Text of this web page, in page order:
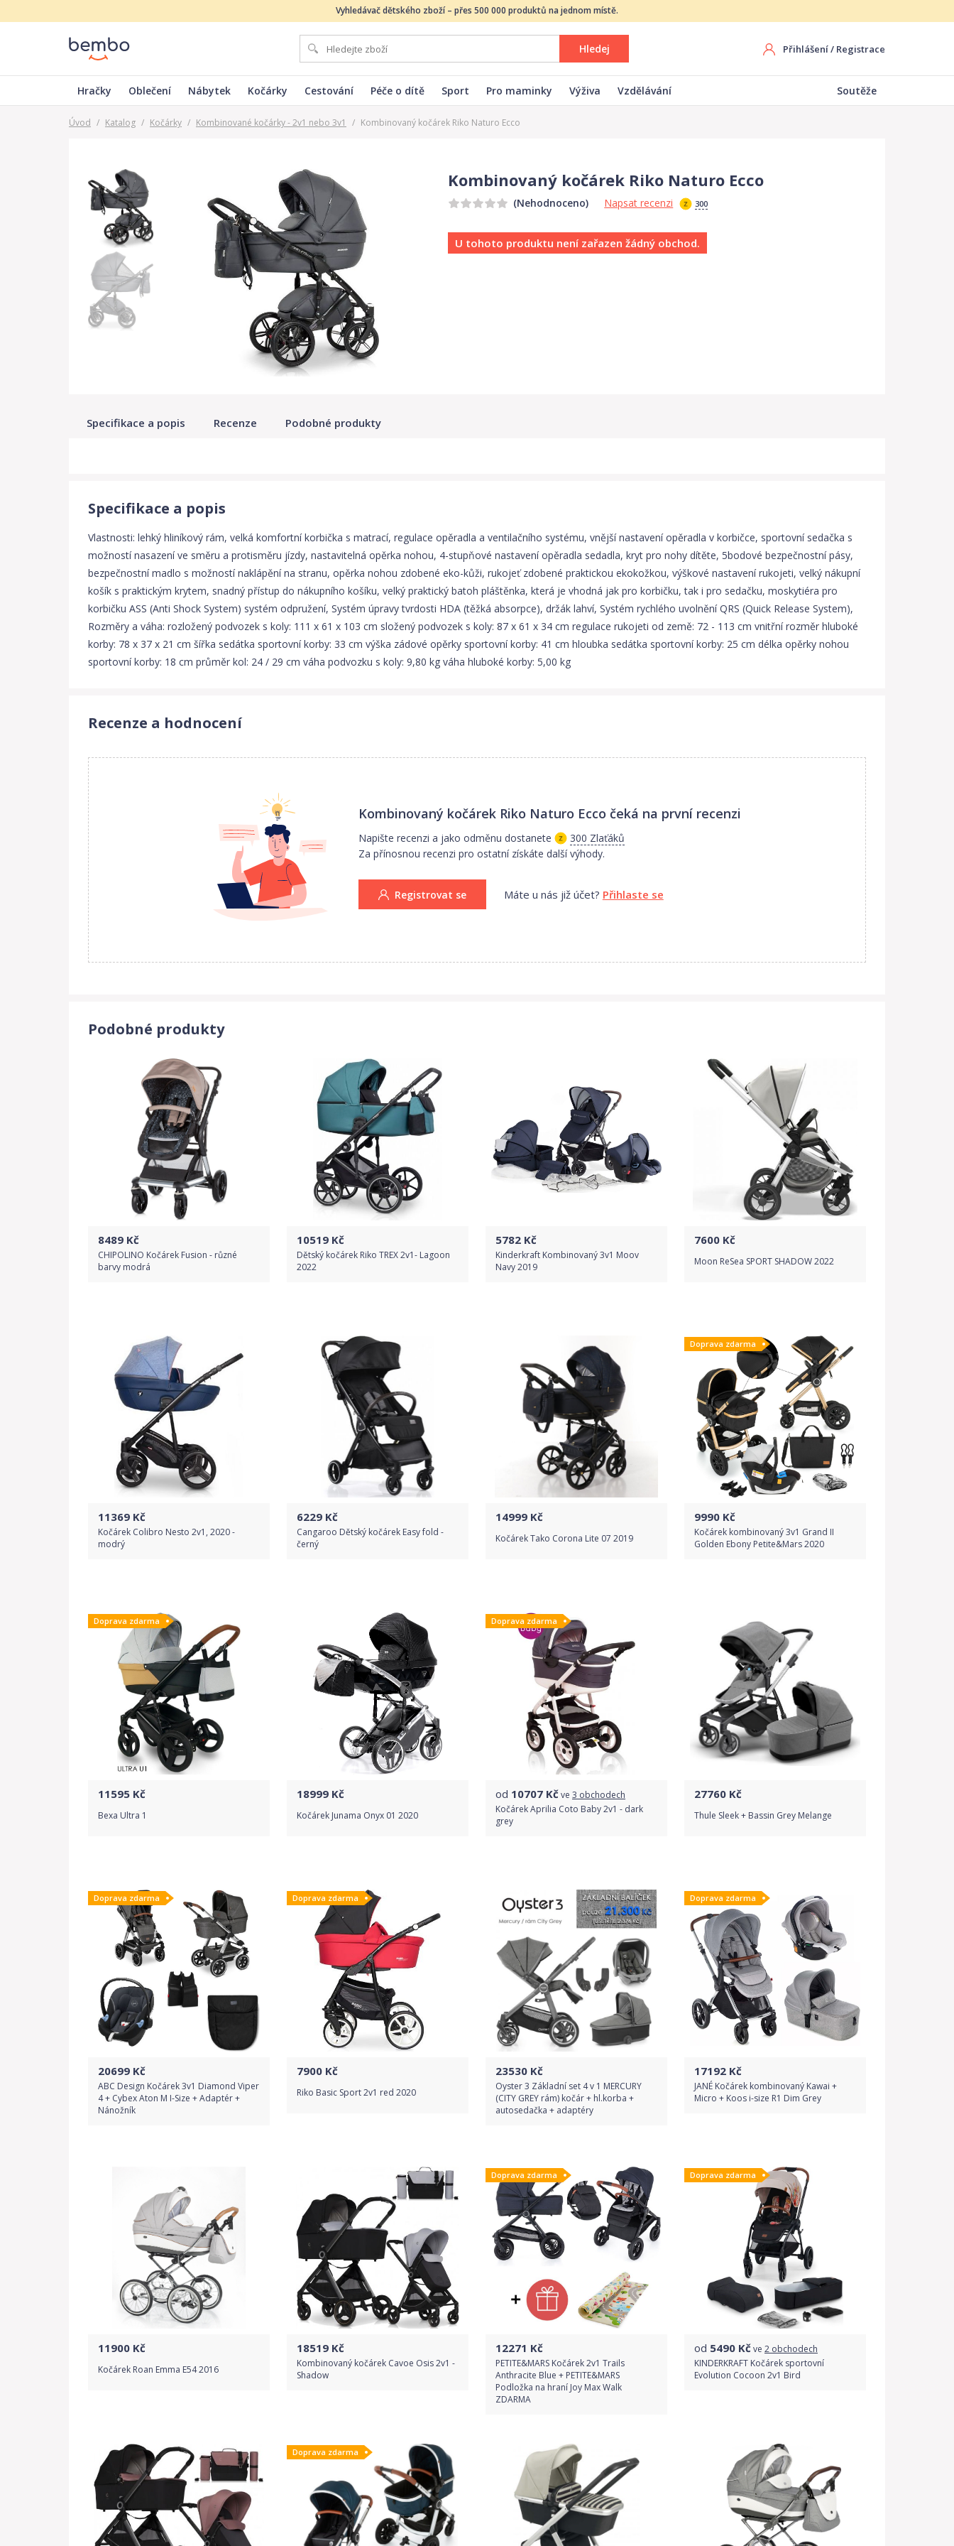
Vyhledávač dětského zboží – přes 500 000 produktů na jednom místě.
Hledej Přihlášení/ Registrace
Hračky Oblečení Nábytek Kočárky Cestování Péče o dítě Sport Pro maminky Výživa Vzdělávání Soutěže
Úvod / Katalog / Kočárky / Kombinované kočárky - 2v1 nebo 3v1 / Kombinovaný kočárek Riko Naturo Ecco
Kombinovaný kočárek Riko Naturo Ecco
(Nehodnoceno) Napsat recenzi 300
U tohoto produktu není zařazen žádný obchod.
Specifikace a popis Recenze Podobné produkty
Specifikace a popis
Vlastnosti: lehký hliníkový rám, velká komfortní korbička s matrací, regulace opěradla a ventilačního systému, vnější nastavení opěradla v korbičce, sportovní sedačka s
možností nasazení ve směru a protisměru jízdy, nastavitelná opěrka nohou, 4-stupňové nastavení opěradla sedadla, kryt pro nohy dítěte, 5bodové bezpečnostní pásy,
bezpečnostní madlo s možností naklápění na stranu, opěrka nohou zdobené eko-kůži, rukojeť zdobené praktickou ekokožkou, výškové nastavení rukojeti, velký nákupní
košík s praktickým krytem, snadný přístup do nákupního košíku, velký praktický batoh pláštěnka, která je vhodná jak pro korbičku, tak i pro sedačku, moskytiéra pro
korbičku ASS (Anti Shock System) systém odpružení, Systém úpravy tvrdosti HDA (těžká absorpce), držák lahví, Systém rychlého uvolnění QRS (Quick Release System),
Rozměry a váha: rozložený podvozek s koly: 111 x 61 x 103 cm složený podvozek s koly: 87 x 61 x 34 cm regulace rukojeti od země: 72 - 113 cm vnitřní rozměr hluboké
korby: 78 x 37 x 21 cm šířka sedátka sportovní korby: 33 cm výška zádové opěrky sportovní korby: 41 cm hloubka sedátka sportovní korby: 25 cm délka opěrky nohou
sportovní korby: 18 cm průměr kol: 24 / 29 cm váha podvozku s koly: 9,80 kg váha hluboké korby: 5,00 kg
Recenze a hodnocení
Kombinovaný kočárek Riko Naturo Ecco čeká na první recenzi
Napište recenzi a jako odměnu dostanete
300 Zlaťáků
Za přínosnou recenzi pro ostatní získáte další výhody.
Registrovat se Máte u nás již účet? Přihlaste se
Podobné produkty
8489 Kč
CHIPOLINO Kočárek Fusion - různé
barvy modrá
Detail produktu
10519 Kč
Dětský kočárek Riko TREX 2v1- Lagoon
2022
Detail produktu
5782 Kč
Kinderkraft Kombinovaný 3v1 Moov
Navy 2019
Detail produktu
7600 Kč
Moon ReSea SPORT SHADOW 2022
Detail produktu
11369 Kč
Kočárek Colibro Nesto 2v1, 2020 -
modrý
Detail produktu
6229 Kč
Cangaroo Dětský kočárek Easy fold -
černý
Detail produktu
14999 Kč
Kočárek Tako Corona Lite 07 2019
Detail produktu
Doprava zdarma
9990 Kč
Kočárek kombinovaný 3v1 Grand II
Golden Ebony Petite&Mars 2020
Detail produktu
Doprava zdarma
11595 Kč
Bexa Ultra 1
Detail produktu
18999 Kč
Kočárek Junama Onyx 01 2020
Detail produktu
Doprava zdarma
od 10707 Kčve 3 obchodech
Kočárek Aprilia Coto Baby 2v1 - dark
grey
27760 Kč
Thule Sleek + Bassin Grey Melange
Detail produktu
Doprava zdarma
20699 Kč
ABC Design Kočárek 3v1 Diamond Viper
4 + Cybex Aton M I-Size + Adaptér +
Nánožník
Detail produktu
Doprava zdarma
7900 Kč
Riko Basic Sport 2v1 red 2020
Detail produktu
23530 Kč
Oyster 3 Základní set 4 v 1 MERCURY
(CITY GREY rám) kočár + hl.korba +
autosedačka + adaptéry
Detail produktu
Doprava zdarma
17192 Kč
JANÉ Kočárek kombinovaný Kawai +
Micro + Koos i-size R1 Dim Grey
Detail produktu
11900 Kč
Kočárek Roan Emma E54 2016
Detail produktu
18519 Kč
Kombinovaný kočárek Cavoe Osis 2v1 -
Shadow
Detail produktu
Doprava zdarma
12271 Kč
PETITE&MARS Kočárek 2v1 Trails
Anthracite Blue + PETITE&MARS
Podložka na hraní Joy Max Walk
ZDARMA
Do obchodu
Detail produktu
Doprava zdarma
od 5490 Kčve 2 obchodech
KINDERKRAFT Kočárek sportovní
Evolution Cocoon 2v1 Bird
Doprava zdarma